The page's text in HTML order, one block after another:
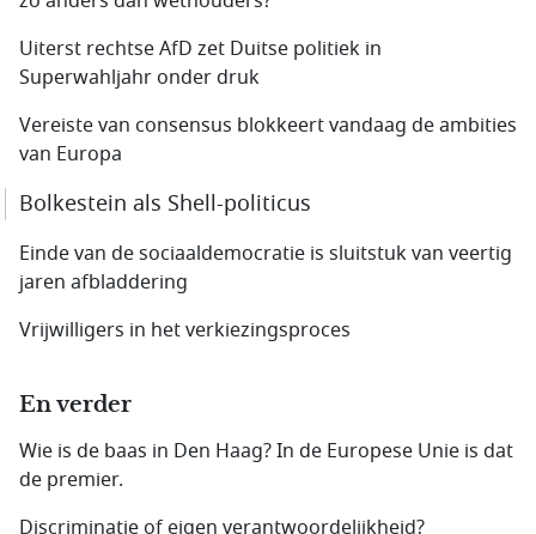
Uiterst rechtse AfD zet Duitse politiek in
Superwahljahr onder druk
Vereiste van consensus blokkeert vandaag de ambities
van Europa
Bolkestein als Shell-politicus
Einde van de sociaaldemocratie is sluitstuk van veertig
jaren afbladdering
Vrijwilligers in het verkiezingsproces
En verder
Wie is de baas in Den Haag? In de Europese Unie is dat
de premier.
Discriminatie of eigen verantwoordelijkheid?